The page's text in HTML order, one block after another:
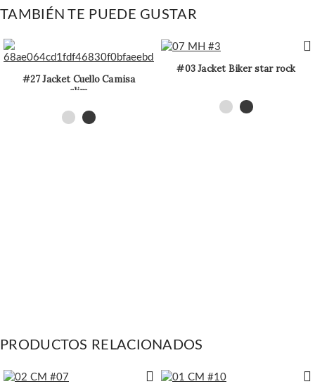
TAMBIÉN TE PUEDE GUSTAR
#27 Jacket Cuello Camisa
slim
#03 Jacket Biker star rock
PRODUCTOS RELACIONADOS